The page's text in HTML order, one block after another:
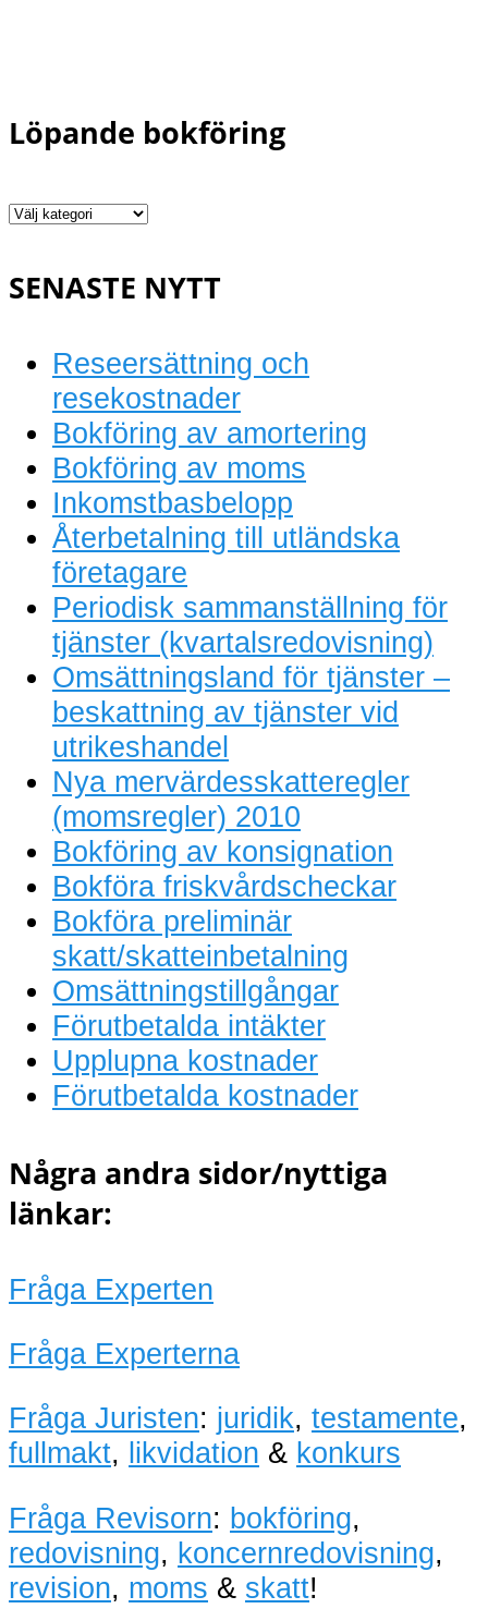
Löpande bokföring
Löpande
SENASTE NYTT
Reseersättning och
resekostnader
Bokföring av amortering
Bokföring av moms
Inkomstbasbelopp
Återbetalning till utländska
företagare
Periodisk sammanställning för
tjänster (kvartalsredovisning)
Omsättningsland för tjänster –
beskattning av tjänster vid
utrikeshandel
Nya mervärdesskatteregler
(momsregler) 2010
Bokföring av konsignation
Bokföra friskvårdscheckar
Bokföra preliminär
skatt/skatteinbetalning
Omsättningstillgångar
Förutbetalda intäkter
Upplupna kostnader
Förutbetalda kostnader
Några andra sidor/nyttiga
länkar:
Fråga Experten
Fråga Experterna
Fråga Juristen: juridik, testamente,
fullmakt, likvidation & konkurs
Fråga Revisorn: bokföring,
redovisning, koncernredovisning,
revision, moms & skatt!